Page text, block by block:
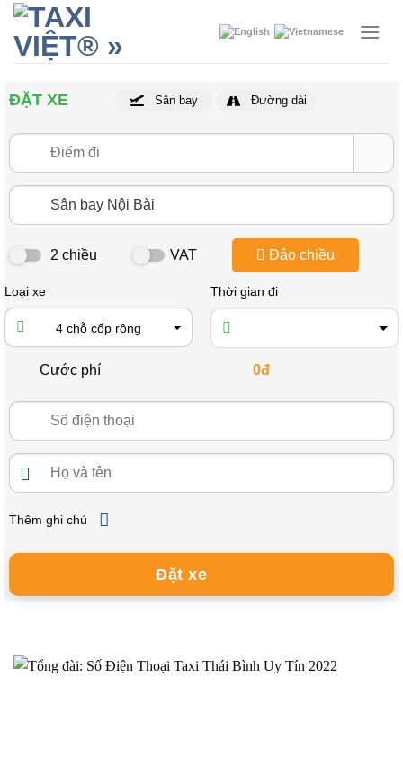
Skip
content
ĐẶT XE Sân bay Đường dài
2 chiều VAT Đảo chiều
Loại xe
4 chỗ cốp rộng
Thời gian đi
Cước phí 0đ
Thêm ghi chú
Đặt xe